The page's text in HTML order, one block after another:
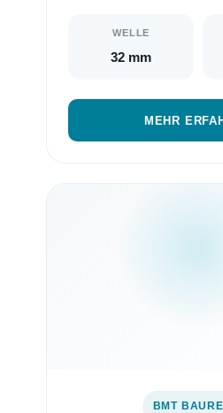
WELLE
32 mm
MEHR
BMT